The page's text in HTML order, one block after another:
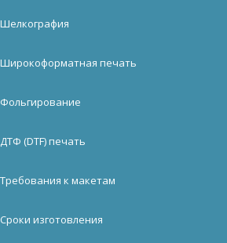
Шелкография
Широкоформатная печать
Фольгирование
ДТФ (DTF) печать
Требования к макетам
Сроки изготовления